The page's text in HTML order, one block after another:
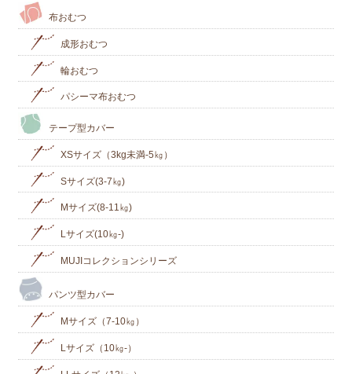
布おむつ
成形おむつ
輪おむつ
パシーマ布おむつ
テープ型カバー
XSサイズ（3kg未満-5㎏）
Sサイズ(3-7㎏)
Mサイズ(8-11㎏)
Lサイズ(10㎏‐)
MUJIコレクションシリーズ
パンツ型カバー
Mサイズ（7-10㎏）
Lサイズ（10㎏-）